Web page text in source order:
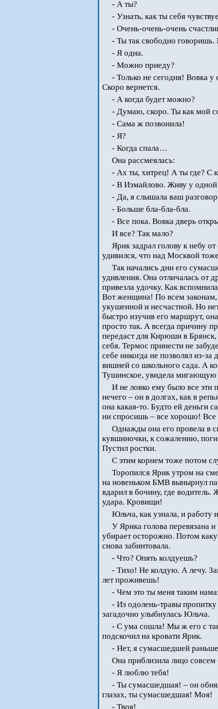
- А ты?
- Узнать, как ты себя
- Очень-очень-очень
- Ты так свободно
- Я одна.
- Можно приеду?
- Только не сегодня! Вовка
Скоро вернется.
- А когда будет можно?
- Думаю, скоро. Ты как мой
- Сама ж позвонила!
- Я?
- Когда спала…
Она рассмеялась:
- Ах ты, хитрец! А ты где? С
- В Измайлово. Живу у
- Да, я слышала ваш
- Больше бла-бла-бла.
- Все пока. Вовка дверь
И все? Так мало?
Ярик задрал голову к небу
удивился, что над Москвой
Так начались дни его
удивления. Она отличалась от
привезла удочку. Как
Вот женщина! По всем законам,
укушенной и несчастной. Но
быстро изучив его маршрут,
просто так. А всегда причину
передаст для Кирюши в Брянск,
себя. Термос принести не
себе никогда не позволял из-
вишней со школьного сада. А
Тушинское, увидела мигающую
И не ловко ему было все эти
нечего – он в долгах, как в
она какая-то. Будто ей деньги
ни спросишь – все хорошо!
Однажды она его провела в
кувшиночки, к сожалению,
Пустил ростки.
С этим корнем тоже потом
Торопился Ярик утром на
на новеньком БМВ вынырнул
вдарил в бочину, где
удара. Кровищи!
Юльча, как узнала, и работу
У Ярика голова перевязана
убирает осторожно. Потом
снова забинтовала.
- Что? Опять колдуешь?
- Тихо! Не колдую. А лечу.
лет проживешь!
- Чем это ты меня таким
- Из одолень-травы
загадочно улыбнулась Юльча.
- С ума сошла! Мы ж его с
подскочил на кровати Ярик.
- Нет, я сумасшедшей
Она приблизила лицо
- Я люблю тебя!
- Ты сумасшедшая! – он
глазах, ты сумасшедшая! Моя!
- Твоя!